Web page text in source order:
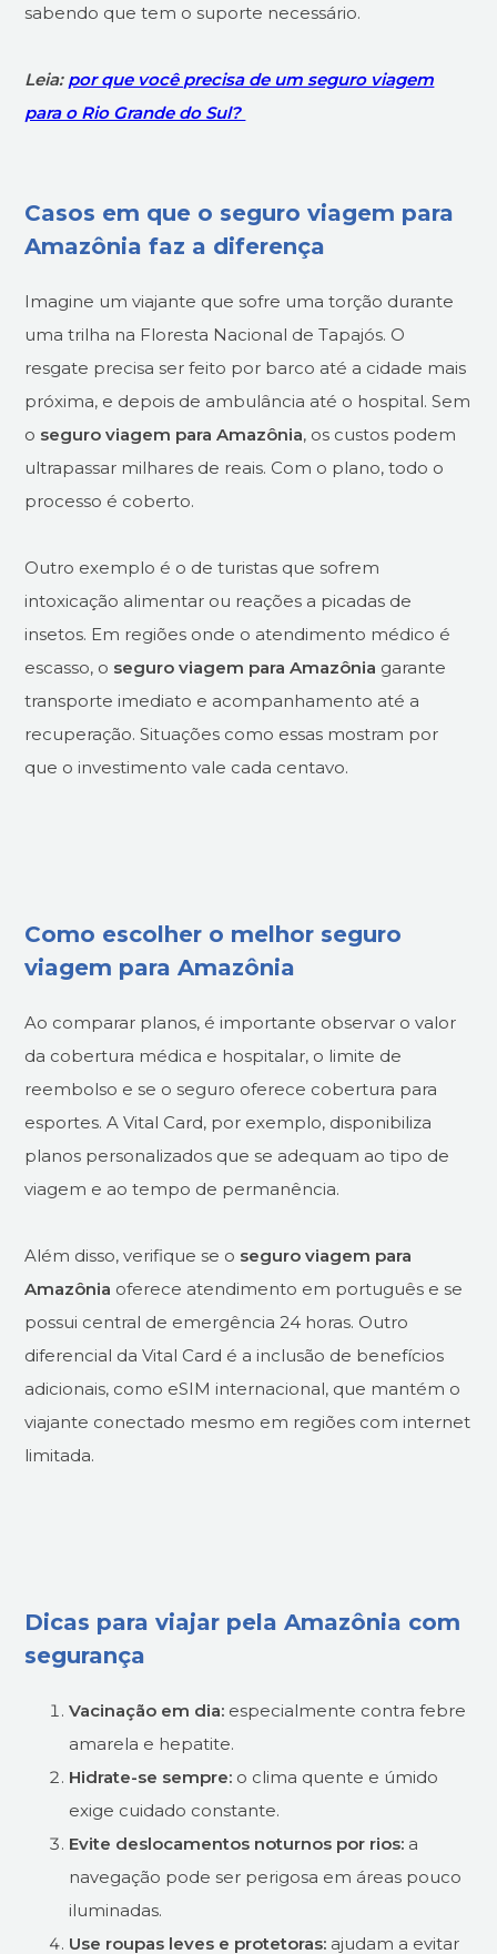
sabendo que tem o suporte necessário.
Leia: por que você precisa de um seguro viagem
para o Rio Grande do Sul?
Casos em que o seguro viagem para
Amazônia faz a diferença
Imagine um viajante que sofre uma torção durante
uma trilha na Floresta Nacional de Tapajós. O
resgate precisa ser feito por barco até a cidade mais
próxima, e depois de ambulância até o hospital. Sem
o seguro viagem para Amazônia, os custos podem
ultrapassar milhares de reais. Com o plano, todo o
processo é coberto.
Outro exemplo é o de turistas que sofrem
intoxicação alimentar ou reações a picadas de
insetos. Em regiões onde o atendimento médico é
escasso, o seguro viagem para Amazônia garante
transporte imediato e acompanhamento até a
recuperação. Situações como essas mostram por
que o investimento vale cada centavo.
Como escolher o melhor seguro
viagem para Amazônia
Ao comparar planos, é importante observar o valor
da cobertura médica e hospitalar, o limite de
reembolso e se o seguro oferece cobertura para
esportes. A Vital Card, por exemplo, disponibiliza
planos personalizados que se adequam ao tipo de
viagem e ao tempo de permanência.
Além disso, verifique se o seguro viagem para
Amazônia oferece atendimento em português e se
possui central de emergência 24 horas. Outro
diferencial da Vital Card é a inclusão de benefícios
adicionais, como eSIM internacional, que mantém o
viajante conectado mesmo em regiões com internet
limitada.
Dicas para viajar pela Amazônia com
segurança
Vacinação em dia: especialmente contra febre
amarela e hepatite.
Hidrate-se sempre: o clima quente e úmido
exige cuidado constante.
Evite deslocamentos noturnos por rios: a
navegação pode ser perigosa em áreas pouco
iluminadas.
Use roupas leves e protetoras: ajudam a evitar